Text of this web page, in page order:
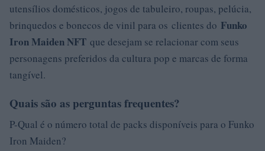
utensílios domésticos, jogos de tabuleiro, roupas, pelúcia,
brinquedos e bonecos de vinil para os clientes do Funko
Iron Maiden NFT que desejam se relacionar com seus
personagens preferidos da cultura pop e marcas de forma
tangível.
Quais são as perguntas frequentes?
P-Qual é o número total de packs disponíveis para o Funko
Iron Maiden?